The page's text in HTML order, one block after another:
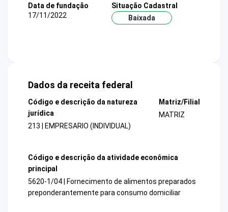
Data de fundação
17/11/2022
Situação Cadastral
Baixada
Dados da receita federal
Código e descrição da natureza
jurídica
213 | EMPRESARIO (INDIVIDUAL)
Matriz/Filial
MATRIZ
Código e descrição da atividade econômica
principal
5620-1/04 | Fornecimento de alimentos preparados
preponderantemente para consumo domiciliar